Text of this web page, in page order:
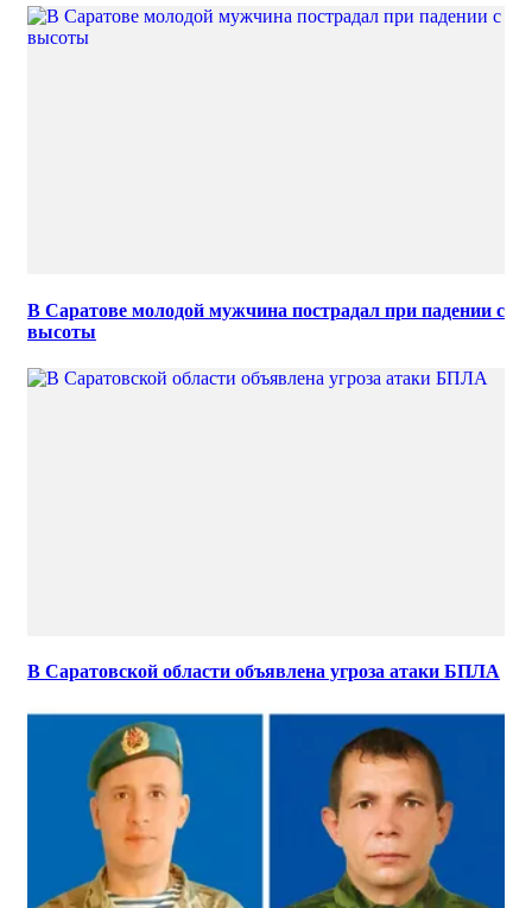
В Саратове молодой мужчина пострадал при падении с
высоты
В Саратовской области объявлена угроза атаки БПЛА